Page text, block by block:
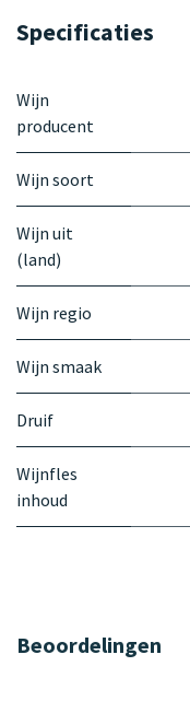
Specificaties
Wijn
producent
Wijn soort
Wijn uit
(land)
Wijn regio
Wijn smaak
Druif
Wijnfles
inhoud
Beoordelingen